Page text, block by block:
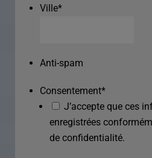
Ville*
Anti-spam
Consentement*
J’accepte que ces
enregistrées
de confidentialité.